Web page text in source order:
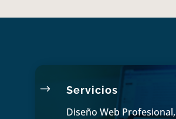
$ Servicios
Diseño Web Profesional,